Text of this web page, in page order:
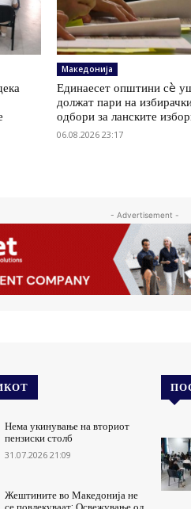
Македонија
Единаесет општини сè
должат пари на
одбори за ланските
06.08.2026 23:17
- Advertisement -
Нема укинување на вториот
пензиски столб
31.07.2026 21:09
Жештините во Македонија не